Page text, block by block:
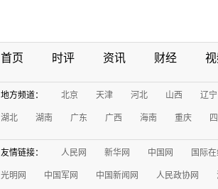
首页 时评 资讯 财经
地方频道： 北京 天津 河北 山西 辽宁
湖北 湖南 广东 广西 海南 重庆
友情链接： 人民网 新华网 中国网 国际
光明网 中国军网 中国新闻网 人民政协网